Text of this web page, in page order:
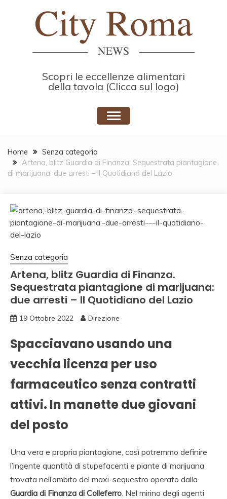
Scopri le eccellenze alimentari
della tavola (Clicca sul logo)
Home
Senza categoria
Artena, blitz Guardia di Finanza. Sequestrata piantagione
di marijuana: due arresti – Il Quotidiano del Lazio
Senza categoria
Artena, blitz Guardia di Finanza.
Sequestrata piantagione di marijuana:
due arresti – Il Quotidiano del Lazio
19 Ottobre 2022 Direzione
Spacciavano usando una
vecchia licenza per uso
farmaceutico senza contratti
attivi. In manette due giovani
del posto
Una vera e propria piantagione, così potremmo definire
l’ingente quantità di stupefacenti e piante di marijuana
trovata nell’ambito del maxi-sequestro operato dalla
Guardia di Finanza di Colleferro. Nel mirino degli agenti